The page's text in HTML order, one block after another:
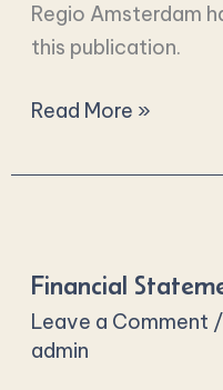
Regio Amsterdam
this publication.
Read More »
Financial
Leave a Comment /
admin
2019